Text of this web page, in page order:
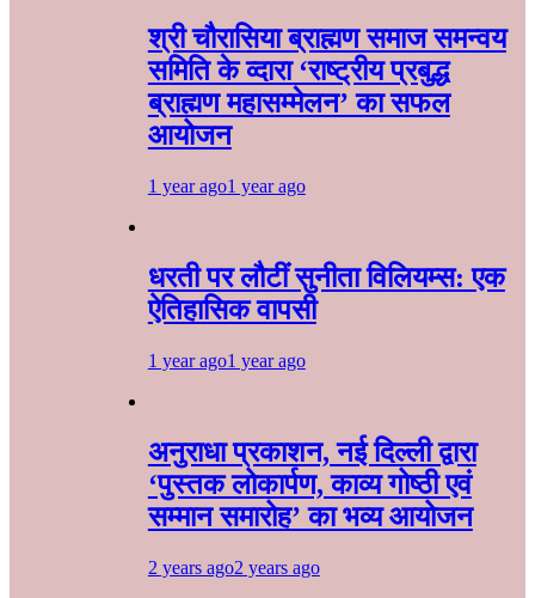
श्री चौरासिया ब्राह्मण समाज समन्वय
समिति के व्दारा‌ ‘राष्ट्रीय प्रबुद्ध
ब्राह्मण‌ महासम्मेलन‌’ का सफल
आयोजन
1 year ago1 year ago
धरती पर लौटीं सुनीता विलियम्स: एक
ऐतिहासिक वापसी
1 year ago1 year ago
अनुराधा प्रकाशन, नई दिल्ली द्वारा
‘पुस्तक लोकार्पण, काव्य गोष्ठी एवं
सम्मान समारोह’ का भव्य आयोजन
2 years ago2 years ago